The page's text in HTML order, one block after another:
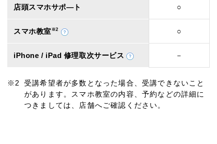
店頭スマホサポ―ト ○
スマホ教室 ※2 ○
iPhone / iPad 修理取次サービス －
受講希望者が多数となった場合、受講できないこと
があります。スマホ教室の内容、予約などの詳細に
つきましては、店舗へご確認ください。